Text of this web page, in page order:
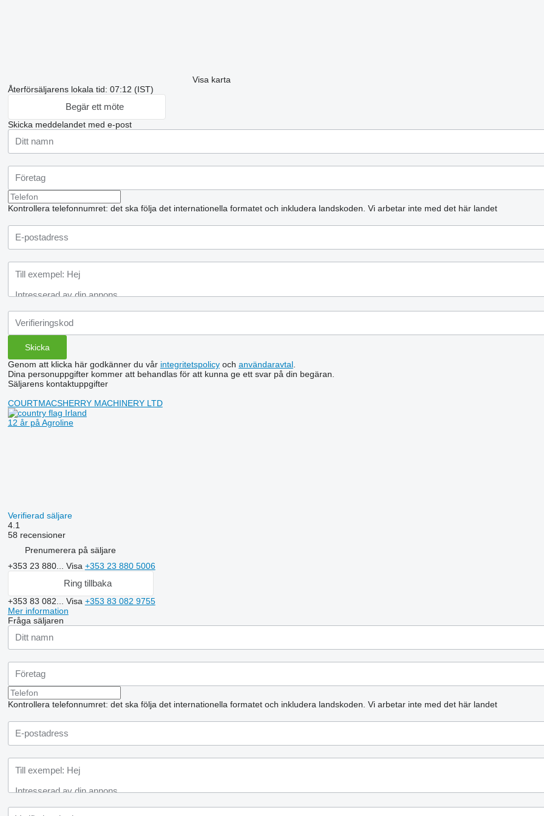
Visa karta
Återförsäljarens lokala tid: 07:12 (IST)
Begär ett möte
Skicka meddelandet med e-post
Kontrollera telefonnumret: det ska följa det internationella formatet och inkludera landskoden. Vi arbetar inte med det här landet
Genom att klicka här godkänner du vår integritetspolicyoch användaravtal.
Dina personuppgifter kommer att behandlas för att kunna ge ett svar på din begäran.
Säljarens kontaktuppgifter
COURTMACSHERRY MACHINERY LTD
Irland
12 år på Agroline
Verifierad säljare
4.1
58 recensioner
Prenumerera på säljare
+353 23 880... Visa +353 23 880 5006
Ring tillbaka
+353 83 082... Visa +353 83 082 9755
Mer information
Fråga säljaren
Kontrollera telefonnumret: det ska följa det internationella formatet och inkludera landskoden. Vi arbetar inte med det här landet